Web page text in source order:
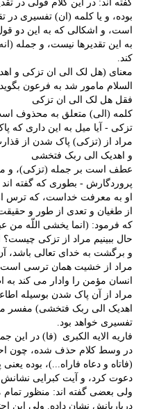
گفته اند: در این کلام قولی در
بوده، و یا کلمه (ان) تفسیری
است، و اشکالی که به این دو
به این تقدیرها نیست، و جمله
کند.
معنای (هل لک الی ان تزکی و
السلام مامور شد به فرعون بگوید
فقل هل لک الی ان تزکی
کلمه (الی) متعلق به محذوف
تزکی - آیا میل به این داری که
مراد از (تزکی) پاک شدن از
و اهدیک الی ربک فتخشی
عطف است بر جمله (تزکی)، و
پروردگارش - بطوری که گفته
او به معرفت خداست، که ترس
از طغیان و تعدی از طور و
که فرمود: (انما یخشی اللّه من
حال ببینیم مراد از تزکی چیست؟
و برگشت به خدای تعالی
مراد از خشیت همان ترسی است
انسان مؤمن را وادار می کند
مراد از آن پاک شدن بوسیله
اهدیک الی ربک فتخشی) مفسر
تفسیری خواهد بود.
فاریه الایه الکبری (فا) در
در وسط کلام حذف شده، چون
(فاتاه و دعاه فاراه...)، بوده
دعوت کرد، و آیت کبرایی نشانش
ولی بعضی گفته اند: منظور
درباریانش نشان داده. ولی این